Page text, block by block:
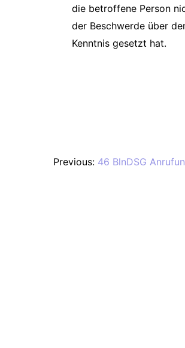
die betroffene Person
der Beschwerde über
Kenntnis gesetzt hat.
Previous: 46 BlnDSG